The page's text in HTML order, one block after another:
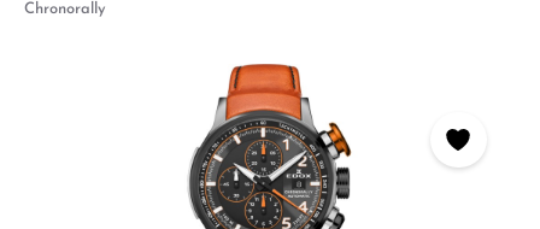
Chronorally
Bildergalerie überspringen